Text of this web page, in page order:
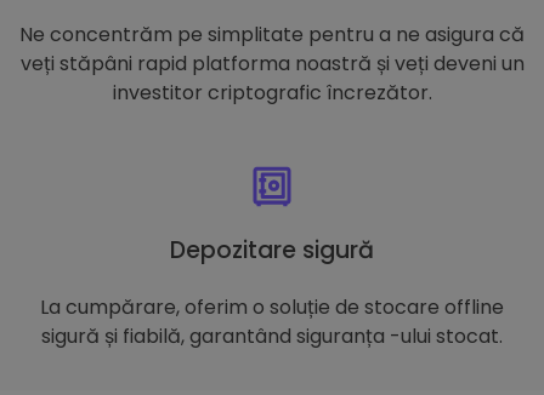
Ne concentrăm pe simplitate pentru a ne asigura că
veți stăpâni rapid platforma noastră și veți deveni un
investitor criptografic încrezător.
Depozitare sigură
La cumpărare, oferim o soluție de stocare offline
sigură și fiabilă, garantând siguranța -ului stocat.